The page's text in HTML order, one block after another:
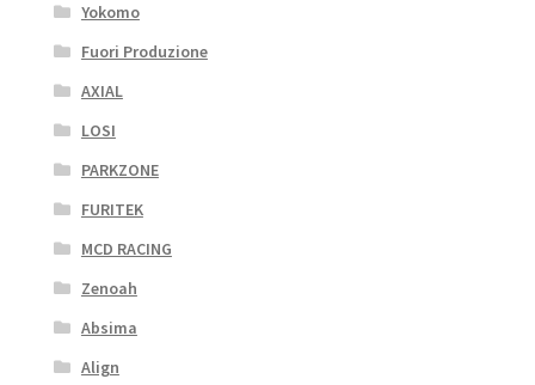
Yokomo
Fuori Produzione
AXIAL
LOSI
PARKZONE
FURITEK
MCD RACING
Zenoah
Absima
Align